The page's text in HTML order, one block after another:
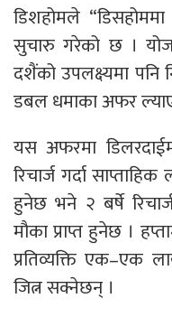
डिशहोमले
सुचारु गरेको छ ।
दशैंको उपलक्ष्यमा पनि
डबल धमाका अफर
यस अफरमा
रिचार्ज गर्दा
हुनेछ भने २ बर्षे
मौका प्राप्त हुनेछ ।
प्रतिव्यक्ति एक–एक
जित्न सक्नेछन् ।